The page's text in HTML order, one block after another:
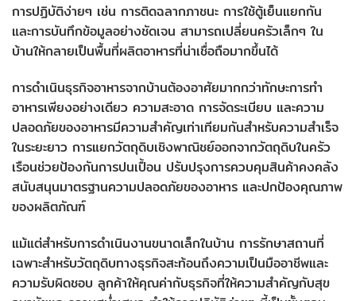
การปฏิบัติง่ายๆ เช่น การติดฉลากภาชนะ การใช้ตู้เย็นแยกกัน
และการบันทึกข้อมูลอย่างชัดเจน สามารถเปลี่ยนครัวเล็กๆ ใน
บ้านให้กลายเป็นพื้นที่ผลิตอาหารที่น่าเชื่อถือมากขึ้นได้
การดำเนินธุรกิจอาหารจากบ้านต้องอาศัยมากกว่าทักษะการทำ
อาหารเพียงอย่างเดียว ความสะอาด การจัดระเบียบ และความ
ปลอดภัยของอาหารมีความสำคัญเท่าเทียมกันสำหรับความสำเร็จ
ในระยะยาว การแยกวัตถุดิบเชิงพาณิชย์ออกจากวัตถุดิบในครัว
เรือนช่วยป้องกันการปนเปื้อน ปรับปรุงการควบคุมสินค้าคงคลัง
สนับสนุนมาตรฐานความปลอดภัยของอาหาร และปกป้องคุณภาพ
ของผลิตภัณฑ์
แม้แต่สำหรับการดำเนินงานขนาดเล็กในบ้าน การรักษาสถานที่
เฉพาะสำหรับวัตถุดิบทางธุรกิจสะท้อนถึงความเป็นมืออาชีพและ
ความรับผิดชอบ ลูกค้าให้คุณค่ากับธุรกิจที่ให้ความสำคัญกับสุข